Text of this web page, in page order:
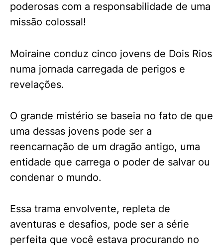
poderosas com a responsabilidade de uma
missão colossal!
Moiraine conduz cinco jovens de Dois Rios
numa jornada carregada de perigos e
revelações.
O grande mistério se baseia no fato de que
uma dessas jovens pode ser a
reencarnação de um dragão antigo, uma
entidade que carrega o poder de salvar ou
condenar o mundo.
Essa trama envolvente, repleta de
aventuras e desafios, pode ser a série
perfeita que você estava procurando no